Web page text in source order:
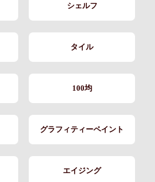
シェルフ
タイル
100均
グラフィティーペイント
エイジング